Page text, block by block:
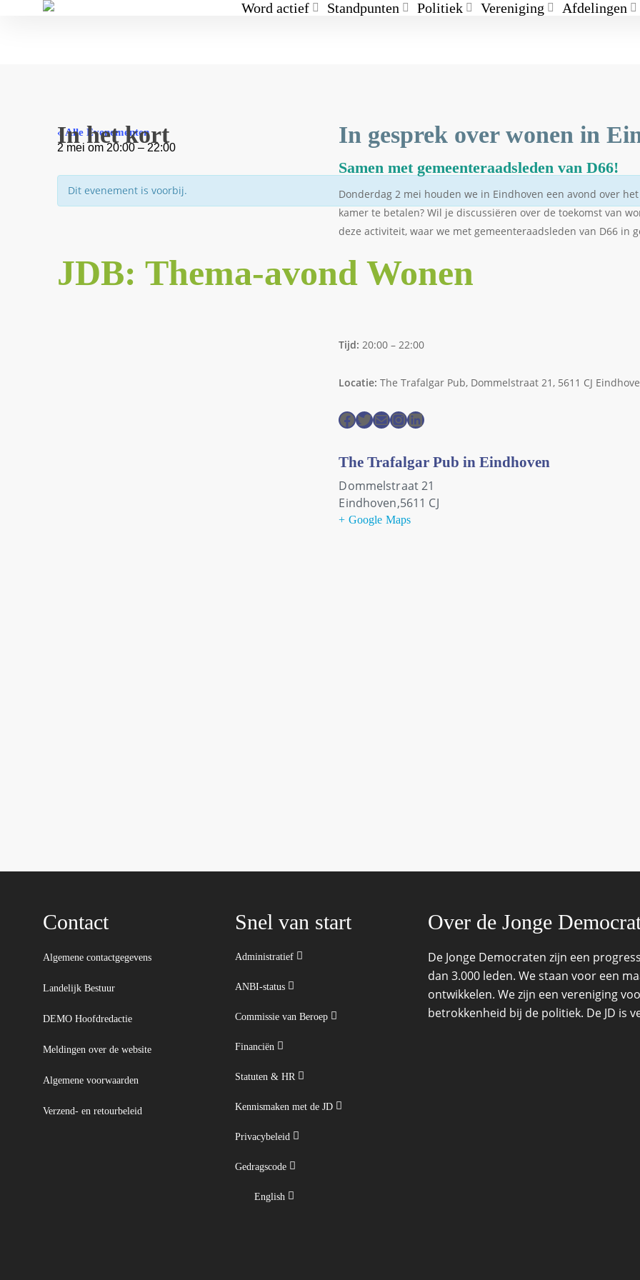
Word actief Standpunten Politiek Vereniging Afdelingen
« Alle Evenementen
Dit evenement is voorbij.
JDB: Thema-avond Wonen
In het kort
2 mei om 20:00 – 22:00 In gesprek over wonen in
Samen met gemeenteraadsleden van D66!
Donderdag 2 mei houden we in Eindhoven een avond over
kamer te betalen? Wil je discussiëren over de toekomst van
deze activiteit, waar we met gemeenteraadsleden van D66 in
Tijd:20:00 – 22:00
Locatie: The Trafalgar Pub, Dommelstraat 21, 5611 CJ
Facebook Twitter E-mail InstagramLinkedIn
The Trafalgar Pub in Eindhoven
Dommelstraat 21
Eindhoven,5611 CJ
+ Google Maps
Contact
Algemene contactgegevens
Landelijk Bestuur
DEMO Hoofdredactie
Meldingen over de website
Algemene voorwaarden
Verzend- en retourbeleid
Snel van start
Administratief
ANBI-status
Commissie van Beroep
Financiën
Statuten & HR
Kennismaken met de JD
Privacybeleid
Gedragscode
English
Over de Jonge
De Jonge Democraten zijn een
dan 3.000 leden. We staan voor een
ontwikkelen. We zijn een vereniging
betrokkenheid bij de politiek. De JD is